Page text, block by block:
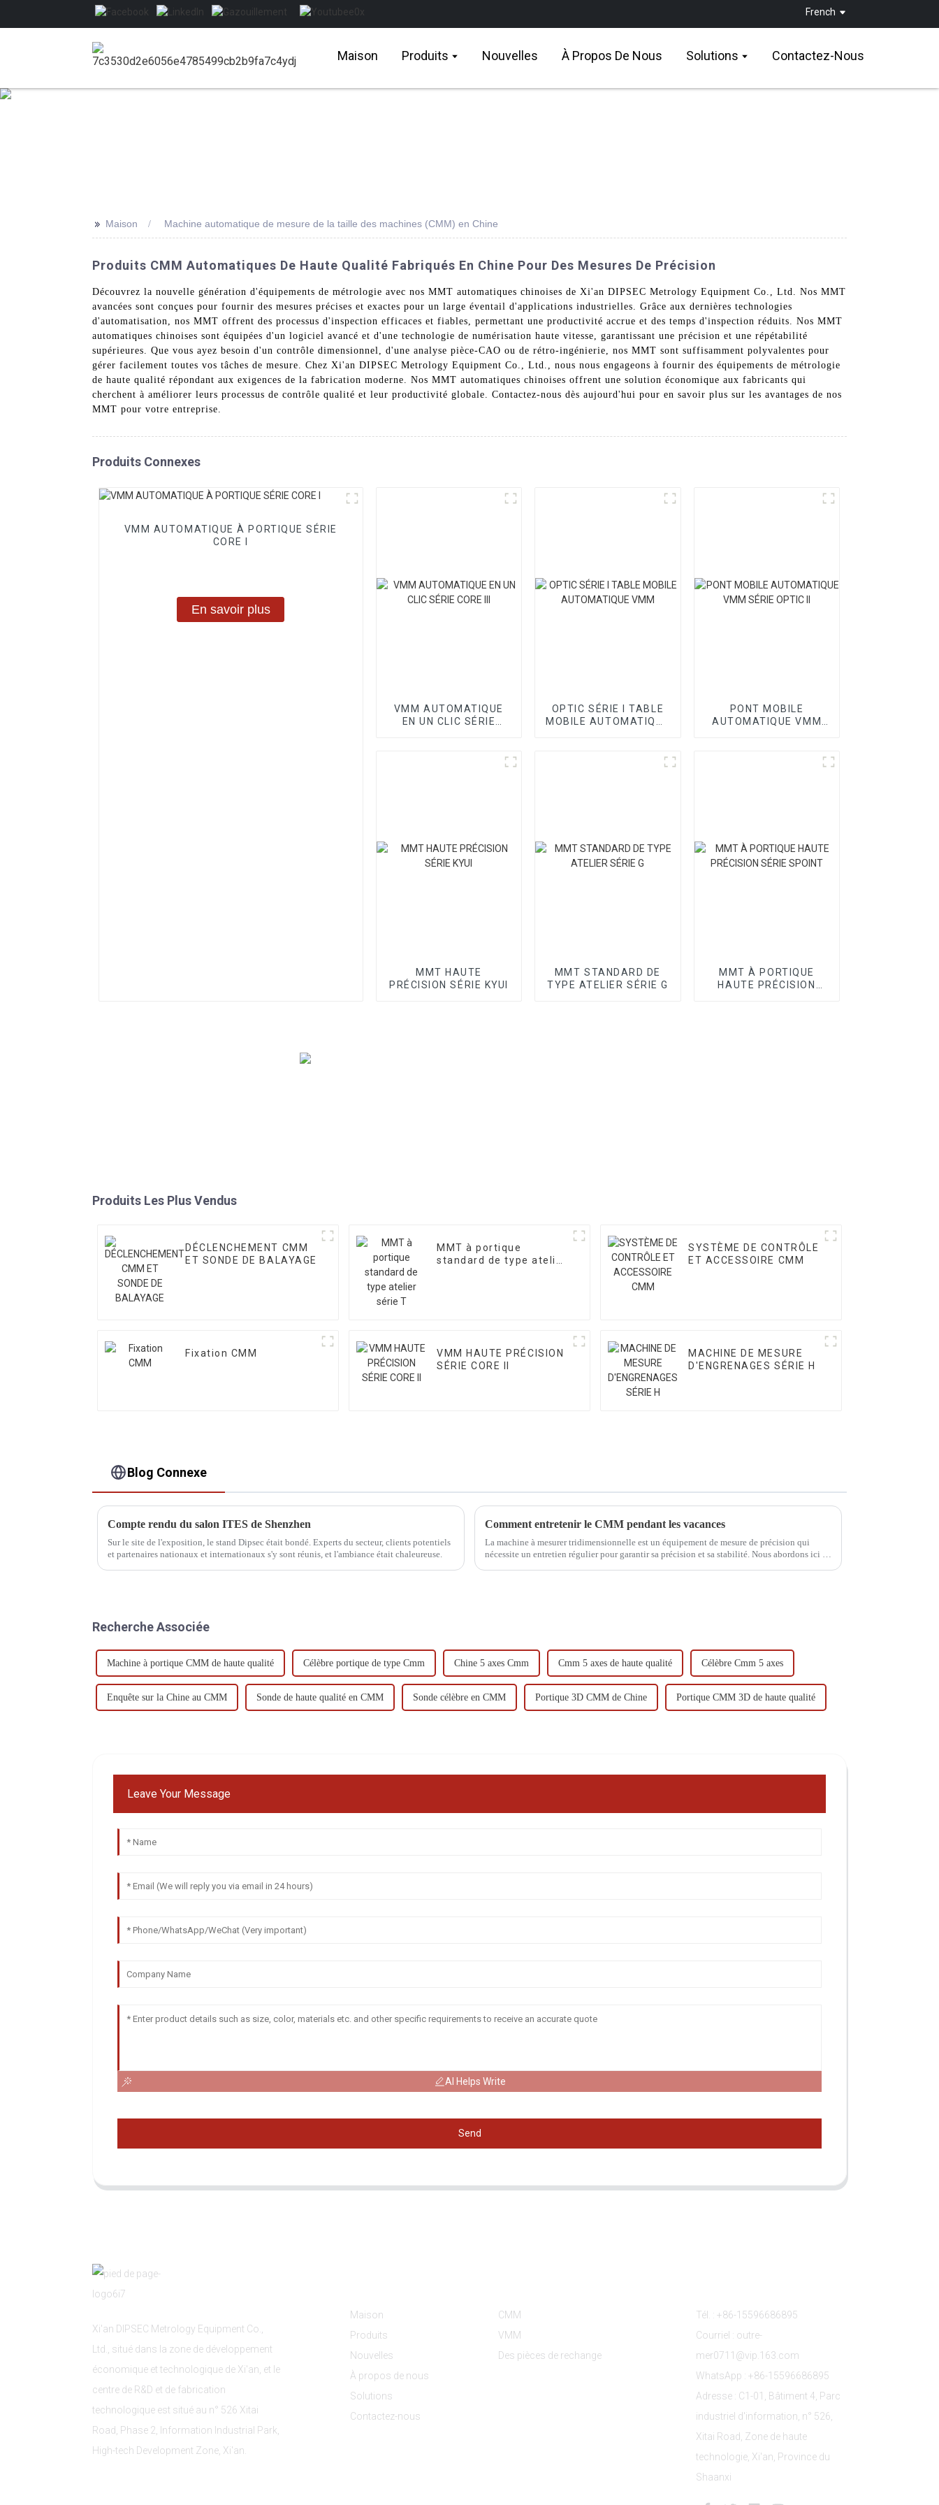
French
Maison Produits Nouvelles À Propos De Nous Solutions Contactez-Nous
>> Maison Machine automatique de mesure de la taille des machines (CMM) en Chine
Produits CMM Automatiques De Haute Qualité Fabriqués En Chine Pour Des Mesures De Précision
Découvrez la nouvelle génération d'équipements de métrologie avec nos MMT automatiques chinoises de Xi'an DIPSEC Metrology Equipment Co., Ltd. Nos MMT
avancées sont conçues pour fournir des mesures précises et exactes pour un large éventail d'applications industrielles. Grâce aux dernières technologies
d'automatisation, nos MMT offrent des processus d'inspection efficaces et fiables, permettant une productivité accrue et des temps d'inspection réduits. Nos MMT
automatiques chinoises sont équipées d'un logiciel avancé et d'une technologie de numérisation haute vitesse, garantissant une précision et une répétabilité
supérieures. Que vous ayez besoin d'un contrôle dimensionnel, d'une analyse pièce-CAO ou de rétro-ingénierie, nos MMT sont suffisamment polyvalentes pour
gérer facilement toutes vos tâches de mesure. Chez Xi'an DIPSEC Metrology Equipment Co., Ltd., nous nous engageons à fournir des équipements de métrologie
de haute qualité répondant aux exigences de la fabrication moderne. Nos MMT automatiques chinoises offrent une solution économique aux fabricants qui
cherchent à améliorer leurs processus de contrôle qualité et leur productivité globale. Contactez-nous dès aujourd'hui pour en savoir plus sur les avantages de nos
MMT pour votre entreprise.
Produits Connexes
VMM AUTOMATIQUE À PORTIQUE SÉRIE
CORE I
En savoir plus
VMM AUTOMATIQUE
EN UN CLIC SÉRIE
OPTIC SÉRIE I TABLE
MOBILE AUTOMATIQUE
PONT MOBILE
AUTOMATIQUE VMM
MMT HAUTE
PRÉCISION SÉRIE KYUI
MMT STANDARD DE
TYPE ATELIER SÉRIE G
MMT À PORTIQUE
HAUTE PRÉCISION
Produits Les Plus Vendus
DÉCLENCHEMENT CMM
ET SONDE DE BALAYAGE
MMT à portique
standard de type atelier
SYSTÈME DE CONTRÔLE
ET ACCESSOIRE CMM
Fixation CMM
VMM HAUTE PRÉCISION
SÉRIE CORE II
MACHINE DE MESURE
D'ENGRENAGES SÉRIE H
Blog Connexe
Compte rendu du salon ITES de Shenzhen
Sur le site de l'exposition, le stand Dipsec était bondé. Experts du secteur, clients potentiels
et partenaires nationaux et internationaux s'y sont réunis, et l'ambiance était chaleureuse.
Comment entretenir le CMM pendant les vacances
La machine à mesurer tridimensionnelle est un équipement de mesure de précision qui
nécessite un entretien régulier pour garantir sa précision et sa stabilité. Nous abordons ici le
Recherche Associée
Machine à portique CMM de haute qualité Célèbre portique de type Cmm Chine 5 axes Cmm Cmm 5 axes de haute qualité Célèbre Cmm 5 axes
Enquête sur la Chine au CMM Sonde de haute qualité en CMM Sonde célèbre en CMM Portique 3D CMM de Chine Portique CMM 3D de haute qualité
Leave Your Message
AI Helps Write
Send
Xi'an DIPSEC Metrology Equipment Co.,
Ltd., situé dans la zone de développement
économique et technologique de Xi'an, et le
centre de R&D et de fabrication
technologique est situé au n° 526 Xitai
Road, Phase 2, Information Industrial Park,
High-tech Development Zone, Xi'an.
Maison
Produits
Nouvelles
À propos de nous
Solutions
Contactez-nous
CMM
VMM
Des pièces de rechange
Tél. : +86-15596686895
Courriel : outre-
mer0711@vip.163.com
WhatsApp : +86-15596686895
Adresse : C1-01, Bâtiment 4, Parc
industriel d'information, n° 526,
Xitai Road, Zone de haute
technologie, Xi'an, Province du
Shaanxi